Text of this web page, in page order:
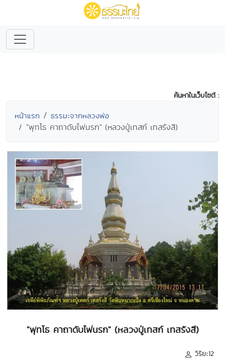
ค้นหาในเว็บไซต์ :
หน้าแรก ธรรมะจากหลวงพ่อ
"พุทโธ คาถาดับไฟนรก" (หลวงปู่เทสก์ เทสรังสี)
"พุทโธ คาถาดับไฟนรก" (หลวงปู่เทสก์ เทสรังสี)
วิริยะ12